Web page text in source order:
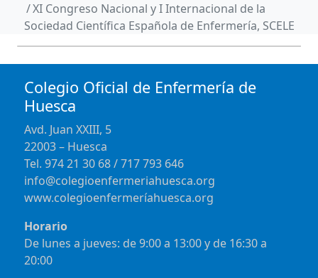
XI Congreso Nacional y I Internacional de la
Sociedad Científica Española de Enfermería, SCELE
Colegio Oficial de Enfermería de
Huesca
Avd. Juan XXIII, 5
22003 – Huesca
Tel. 974 21 30 68 / 717 793 646
info@colegioenfermeriahuesca.org
www.colegioenfermeríahuesca.org
Horario
De lunes a jueves: de 9:00 a 13:00 y de 16:30 a
20:00